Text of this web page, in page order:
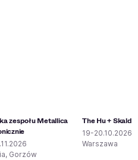
zespołu Metallica
Gorzów
The Hu + Skald
19-20.10.2026
Warszawa